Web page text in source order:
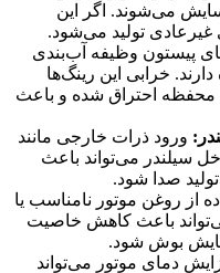
می‌شوند. اگر این
تولید می‌شود.
پیستون وظیفه آب‌بندی
خرابی این رینگ‌ها
احتراق شده و باعث
ورود ذرات خارجی مانند
سیلندر می‌تواند باعث
صدا شود.
از روغن موتور نامناسب یا
باعث کاهش خاصیت
بوش شود.
دمای موتور می‌تواند